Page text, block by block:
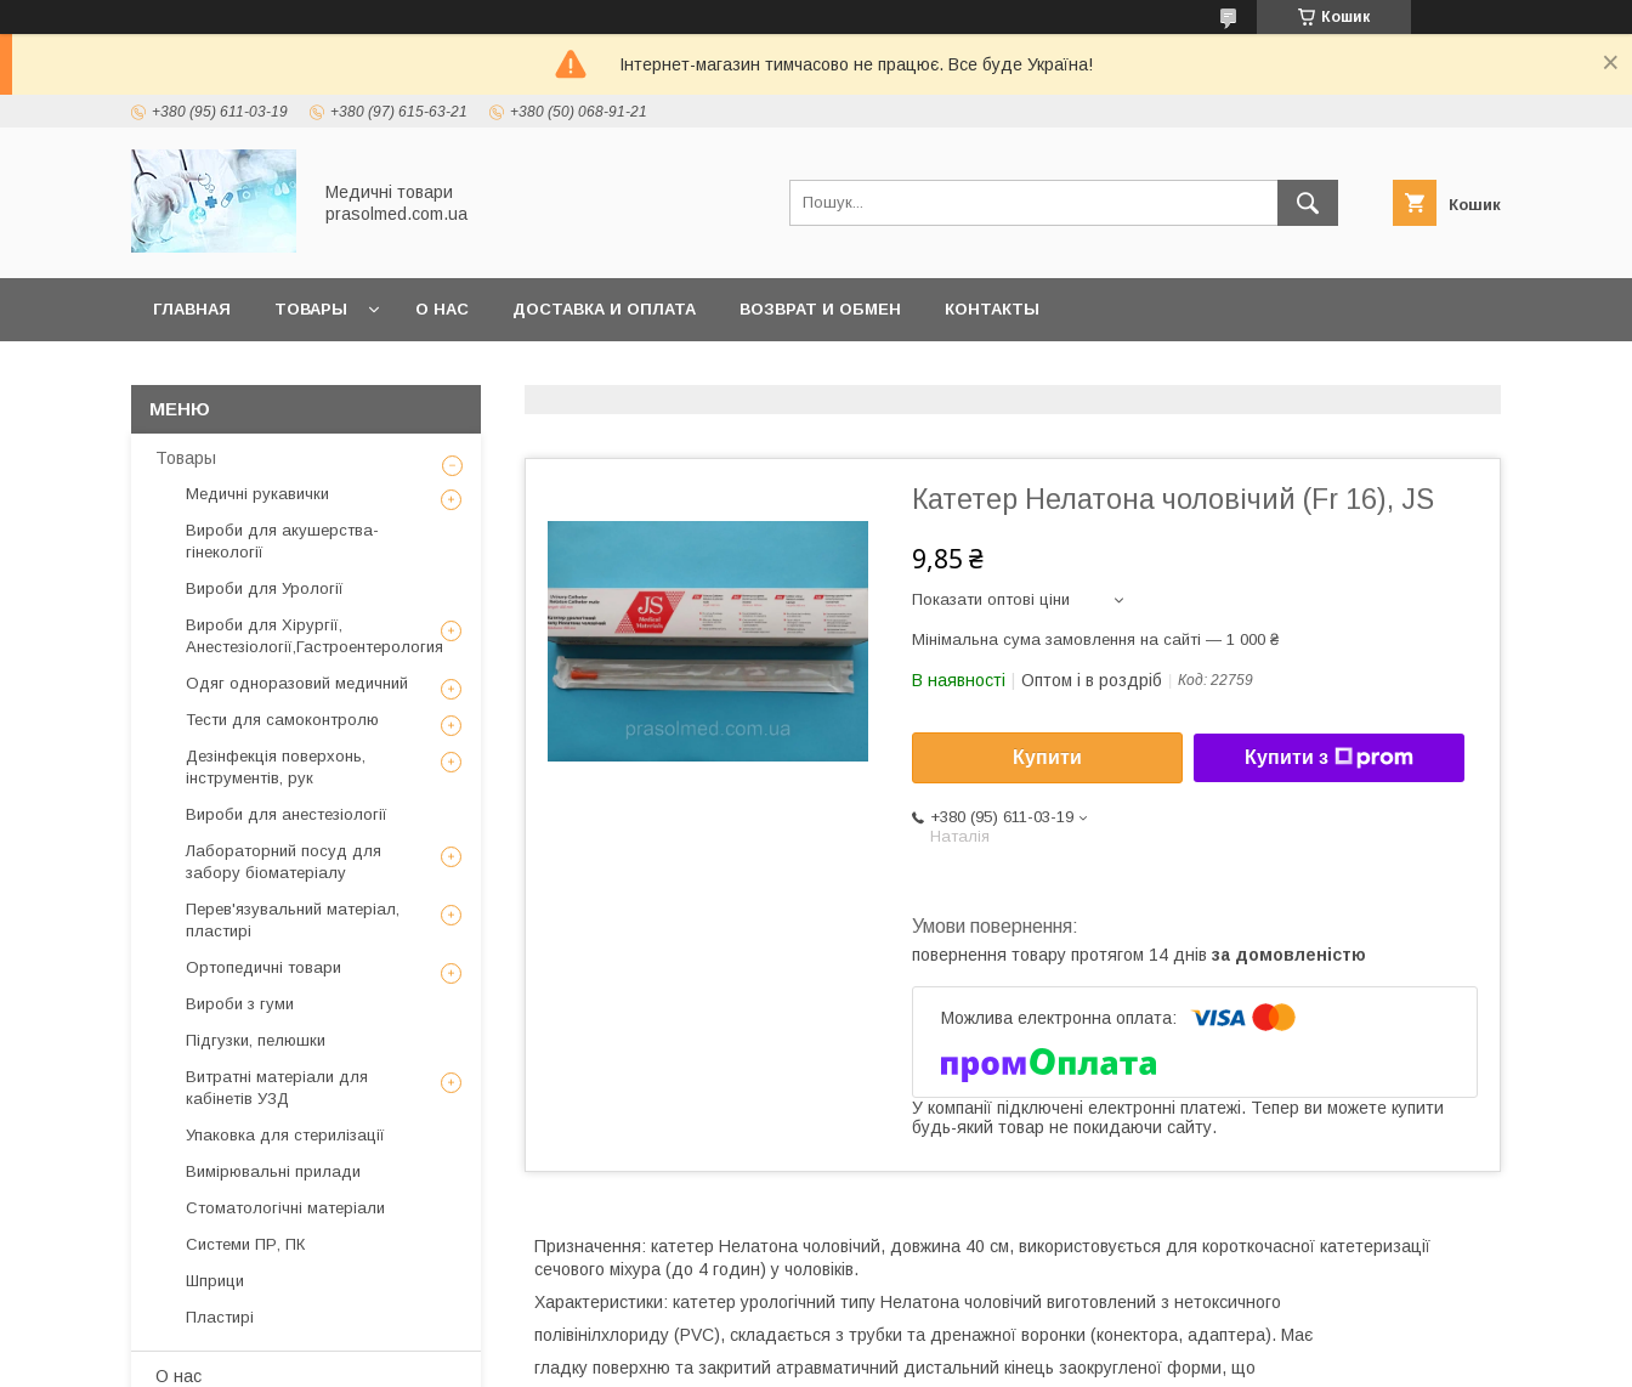
Кошик
Інтернет-магазин тимчасово не працює. Все буде Україна!
+380 (95) 611-03-19 +380 (97) 615-63-21 +380 (50) 068-91-21
Медичні товари
prasolmed.com.ua
Кошик
ГЛАВНАЯ ТОВАРЫ О НАС ДОСТАВКА И ОПЛАТА ВОЗВРАТ И ОБМЕН КОНТАКТЫ
Катетер Нелатона чоловічий (Fr 16), JS
9,85 ₴
Показати оптові ціни
Мінімальна сума замовлення на сайті — 1 000 ₴
В наявності Оптом і в роздріб Код: 22759
Купити Купити з
+380 (95) 611-03-19
Наталія
повернення товару протягом 14 днів за домовленістю
У компанії підключені електронні платежі. Тепер ви можете купити
будь-який товар не покидаючи сайту.
Призначення: катетер Нелатона чоловічий, довжина 40 см, використовується для короткочасної катетеризації
сечового міхура (до 4 годин) у чоловіків.
Характеристики: катетер урологічний типу Нелатона чоловічий виготовлений з нетоксичного
полівінілхлориду (PVC), складається з трубки та дренажної воронки (конектора, адаптера). Має
гладку поверхню та закритий атравматичний дистальний кінець заокругленої форми, що
Товары
Медичні рукавички
Вироби для акушерства-
гінекології
Вироби для Урології
Вироби для Хірургії,
Анестезіології,Гастроентерология
Одяг одноразовий медичний
Тести для самоконтролю
Дезінфекція поверхонь,
інструментів, рук
Вироби для анестезіології
Лабораторний посуд для
забору біоматеріалу
Перев'язувальний матеріал,
пластирі
Ортопедичні товари
Вироби з гуми
Підгузки, пелюшки
Витратні матеріали для
кабінетів УЗД
Упаковка для стерилізації
Вимірювальні прилади
Стоматологічні матеріали
Системи ПР, ПК
Шприци
Пластирі
О нас